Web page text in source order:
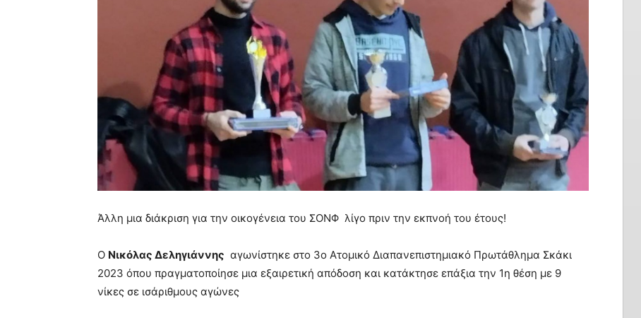
Άλλη μια διάκριση για την οικογένεια του ΣΟΝΦ λίγο πριν την εκπνοή του έτους!
Ο Νικόλας Δεληγιάννης αγωνίστηκε στο 3ο Ατομικό Διαπανεπιστημιακό Πρωτάθλημα Σκάκι
2023 όπου πραγματοποίησε μια εξαιρετική απόδοση και κατάκτησε επάξια την 1η θέση με 9
νίκες σε ισάριθμους αγώνες